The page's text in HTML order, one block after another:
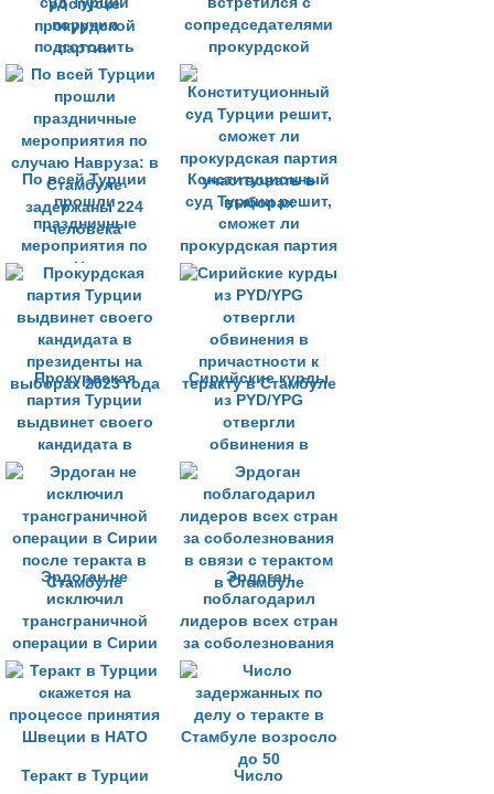
поручил
подготовить
доклад по делу о
роспуске
прокурдской
партии
сопредседателями
прокурдской
По всей Турции
прошли
праздничные
мероприятия по
случаю Навруза: в
Стамбуле
задержаны 224
человека
Конституционный
суд Турции решит,
сможет ли
прокурдская партия
участвовать в
выборах
Прокурдская
партия Турции
выдвинет своего
кандидата в
президенты на
выборах 2023 года
Сирийские курды
из PYD/YPG
отвергли
обвинения в
причастности к
теракту в Стамбуле
Эрдоган не
исключил
трансграничной
операции в Сирии
после теракта в
Стамбуле
Эрдоган
поблагодарил
лидеров всех стран
за соболезнования
в связи с терактом
в Стамбуле
Теракт в Турции
Число